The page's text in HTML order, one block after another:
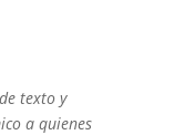
texto y
a quienes